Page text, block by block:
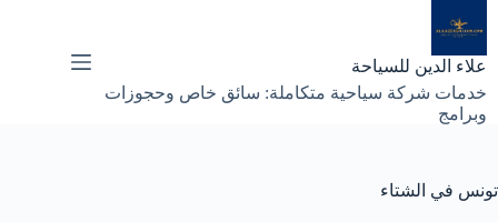
إلى
المحتوى
علاء الدين للسياحة
خدمات شركة سياحية متكاملة: سائق خاص وحجوزات
وبرامج
تونس في الشتاء